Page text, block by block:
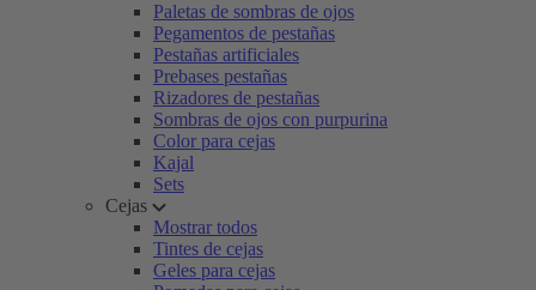
Paletas de sombras de ojos
Pegamentos de pestañas
Pestañas artificiales
Prebases pestañas
Rizadores de pestañas
Sombras de ojos con purpurina
Color para cejas
Kajal
Sets
Cejas
Mostrar todos
Tintes de cejas
Geles para cejas